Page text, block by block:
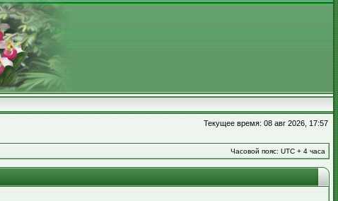
Текущее время: 08 авг 2026, 17:57
Часовой пояс: UTC + 4 часа